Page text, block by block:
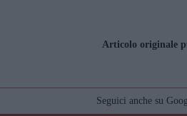
Articolo originale
Seguici anche su